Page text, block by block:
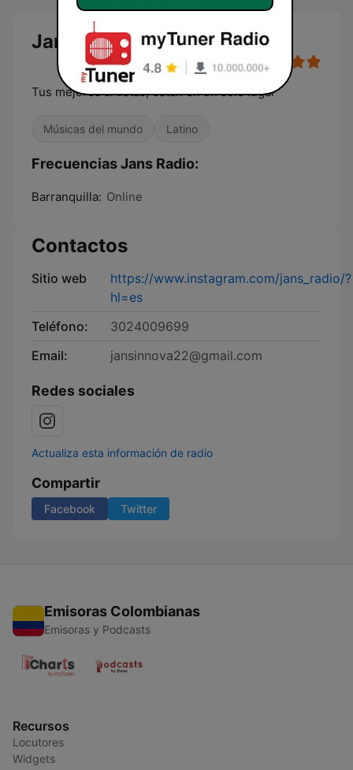
Jans Radio en vivo
Tus mejores artistas, estan en un solo lugar
Músicas del mundo Latino
Frecuencias Jans Radio:
Barranquilla: Online
Contactos
Sitio web
https://www.instagram.com/jans_radio/?
hl=es
Teléfono:
3024009699
Email:
jansinnova22@gmail.com
Redes sociales
Actualiza esta información de radio
Compartir
Facebook Twitter
Emisoras Colombianas
Emisoras y Podcasts
Recursos
Locutores
Widgets